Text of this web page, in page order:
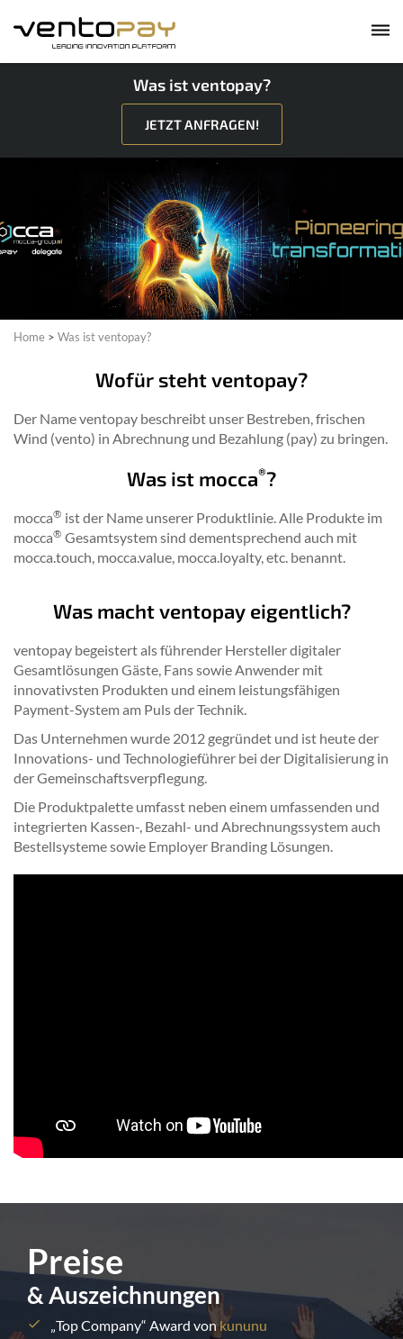
Was ist ventopay?
JETZT ANFRAGEN!
Home > Was ist ventopay?
Wofür steht ventopay?
Der Name ventopay beschreibt unser Bestreben, frischen
Wind (vento) in Abrechnung und Bezahlung (pay) zu bringen.
Was ist mocca®?
mocca® ist der Name unserer Produktlinie. Alle Produkte im
mocca® Gesamtsystem sind dementsprechend auch mit
mocca.touch, mocca.value, mocca.loyalty, etc. benannt.
Was macht ventopay eigentlich?
ventopay begeistert als führender Hersteller digitaler
Gesamtlösungen Gäste, Fans sowie Anwender mit
innovativsten Produkten und einem leistungsfähigen
Payment-System am Puls der Technik.
Das Unternehmen wurde 2012 gegründet und ist heute der
Innovations- und Technologieführer bei der Digitalisierung in
der Gemeinschaftsverpflegung.
Die Produktpalette umfasst neben einem umfassenden und
integrierten Kassen-, Bezahl- und Abrechnungssystem auch
Bestellsysteme sowie Employer Branding Lösungen.
Preise
& Auszeichnungen
„Top Company“ Award von kununu